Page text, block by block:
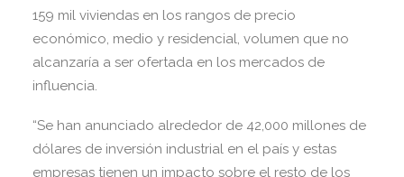
159 mil viviendas en los rangos de precio
económico, medio y residencial, volumen que no
alcanzaría a ser ofertada en los mercados de
influencia.
“Se han anunciado alrededor de 42,000 millones de
dólares de inversión industrial en el país y estas
empresas tienen un impacto sobre el resto de los